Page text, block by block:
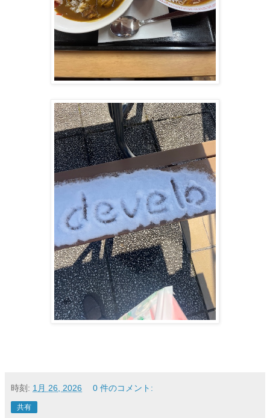
時刻: 1月 26, 2026 0 件のコメント:
共有